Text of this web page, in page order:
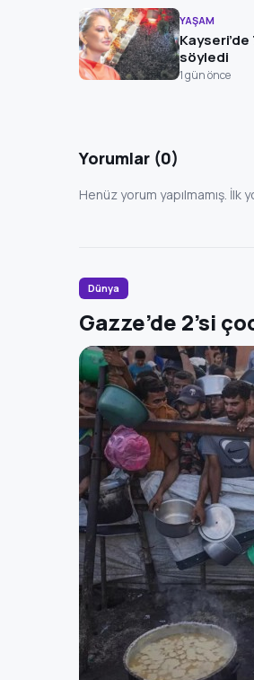
YAŞAM
Kayseri’de
söyledi
1 gün önce
Yorumlar (0)
Henüz yorum yapılmamış. İlk
Dünya
Gazze’de 2’si